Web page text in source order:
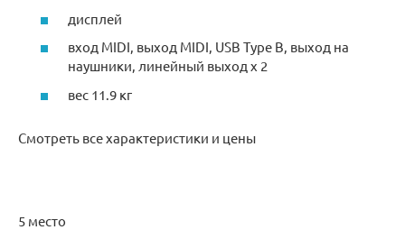
дисплей
вход MIDI, выход MIDI, USB Type B, выход на
наушники, линейный выход x 2
вес 11.9 кг
Смотреть все характеристики и цены
5 место